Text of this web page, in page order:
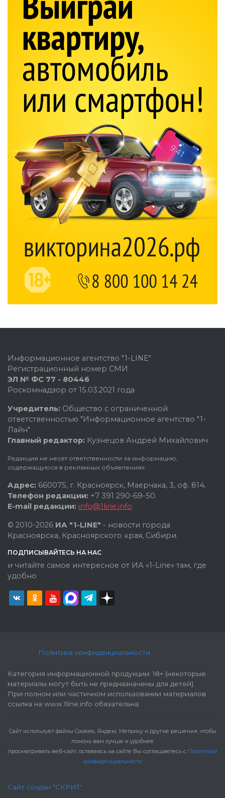
Информационное агентство "1-LINE"
Регистрационный номер СМИ
ЭЛ № ФС 77 - 80446
Роскомнадзор от 15.03.2021 года
Учредитель: Общество с ограниченной
ответственностью "Информационное агентство "1-
Лайн"
Главный редактор: Кузнецов Андрей Михайлович
Редакция не несет ответственности за информацию,
содержащуюся в рекламных объявлениях.
Адрес: 660075, г. Красноярск, Маерчака, 3, оф. 814.
Телефон редакции: +7 391 290-69-50.
E-mail редакции: info@1line.info
© 2010-2026 ИА "1-LINE" - новости города
Красноярска, Красноярского края, Сибири.
ПОДПИСЫВАЙТЕСЬ НА НАС
и читайте самое интересное от ИА «1-Line» там, где
удобно
Политика конфиденциальности
Категория информационной продукции: 18+ (некоторые
материалы могут быть не предназначены для детей).
При полном или частичном использовании материалов
ссылка на www.1line.info обязательна.
Cайт использует файлы Cookies, Яндекс Метрику и другие решения, чтобы
помочь вам лучше и удобнее
просматривать веб-сайт, оставаясь на сайте Вы соглашаетесь с Политикой
конфиденциальности
Сайт создан "СКРИТ"